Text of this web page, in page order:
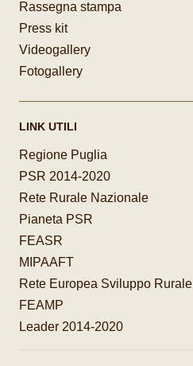
Rassegna stampa
Press kit
Videogallery
Fotogallery
LINK UTILI
Regione Puglia
PSR 2014-2020
Rete Rurale Nazionale
Pianeta PSR
FEASR
MIPAAFT
Rete Europea Sviluppo Rurale
FEAMP
Leader 2014-2020